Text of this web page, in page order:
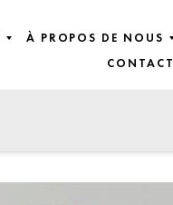
À PROPOS DE NOUS
CONTACT